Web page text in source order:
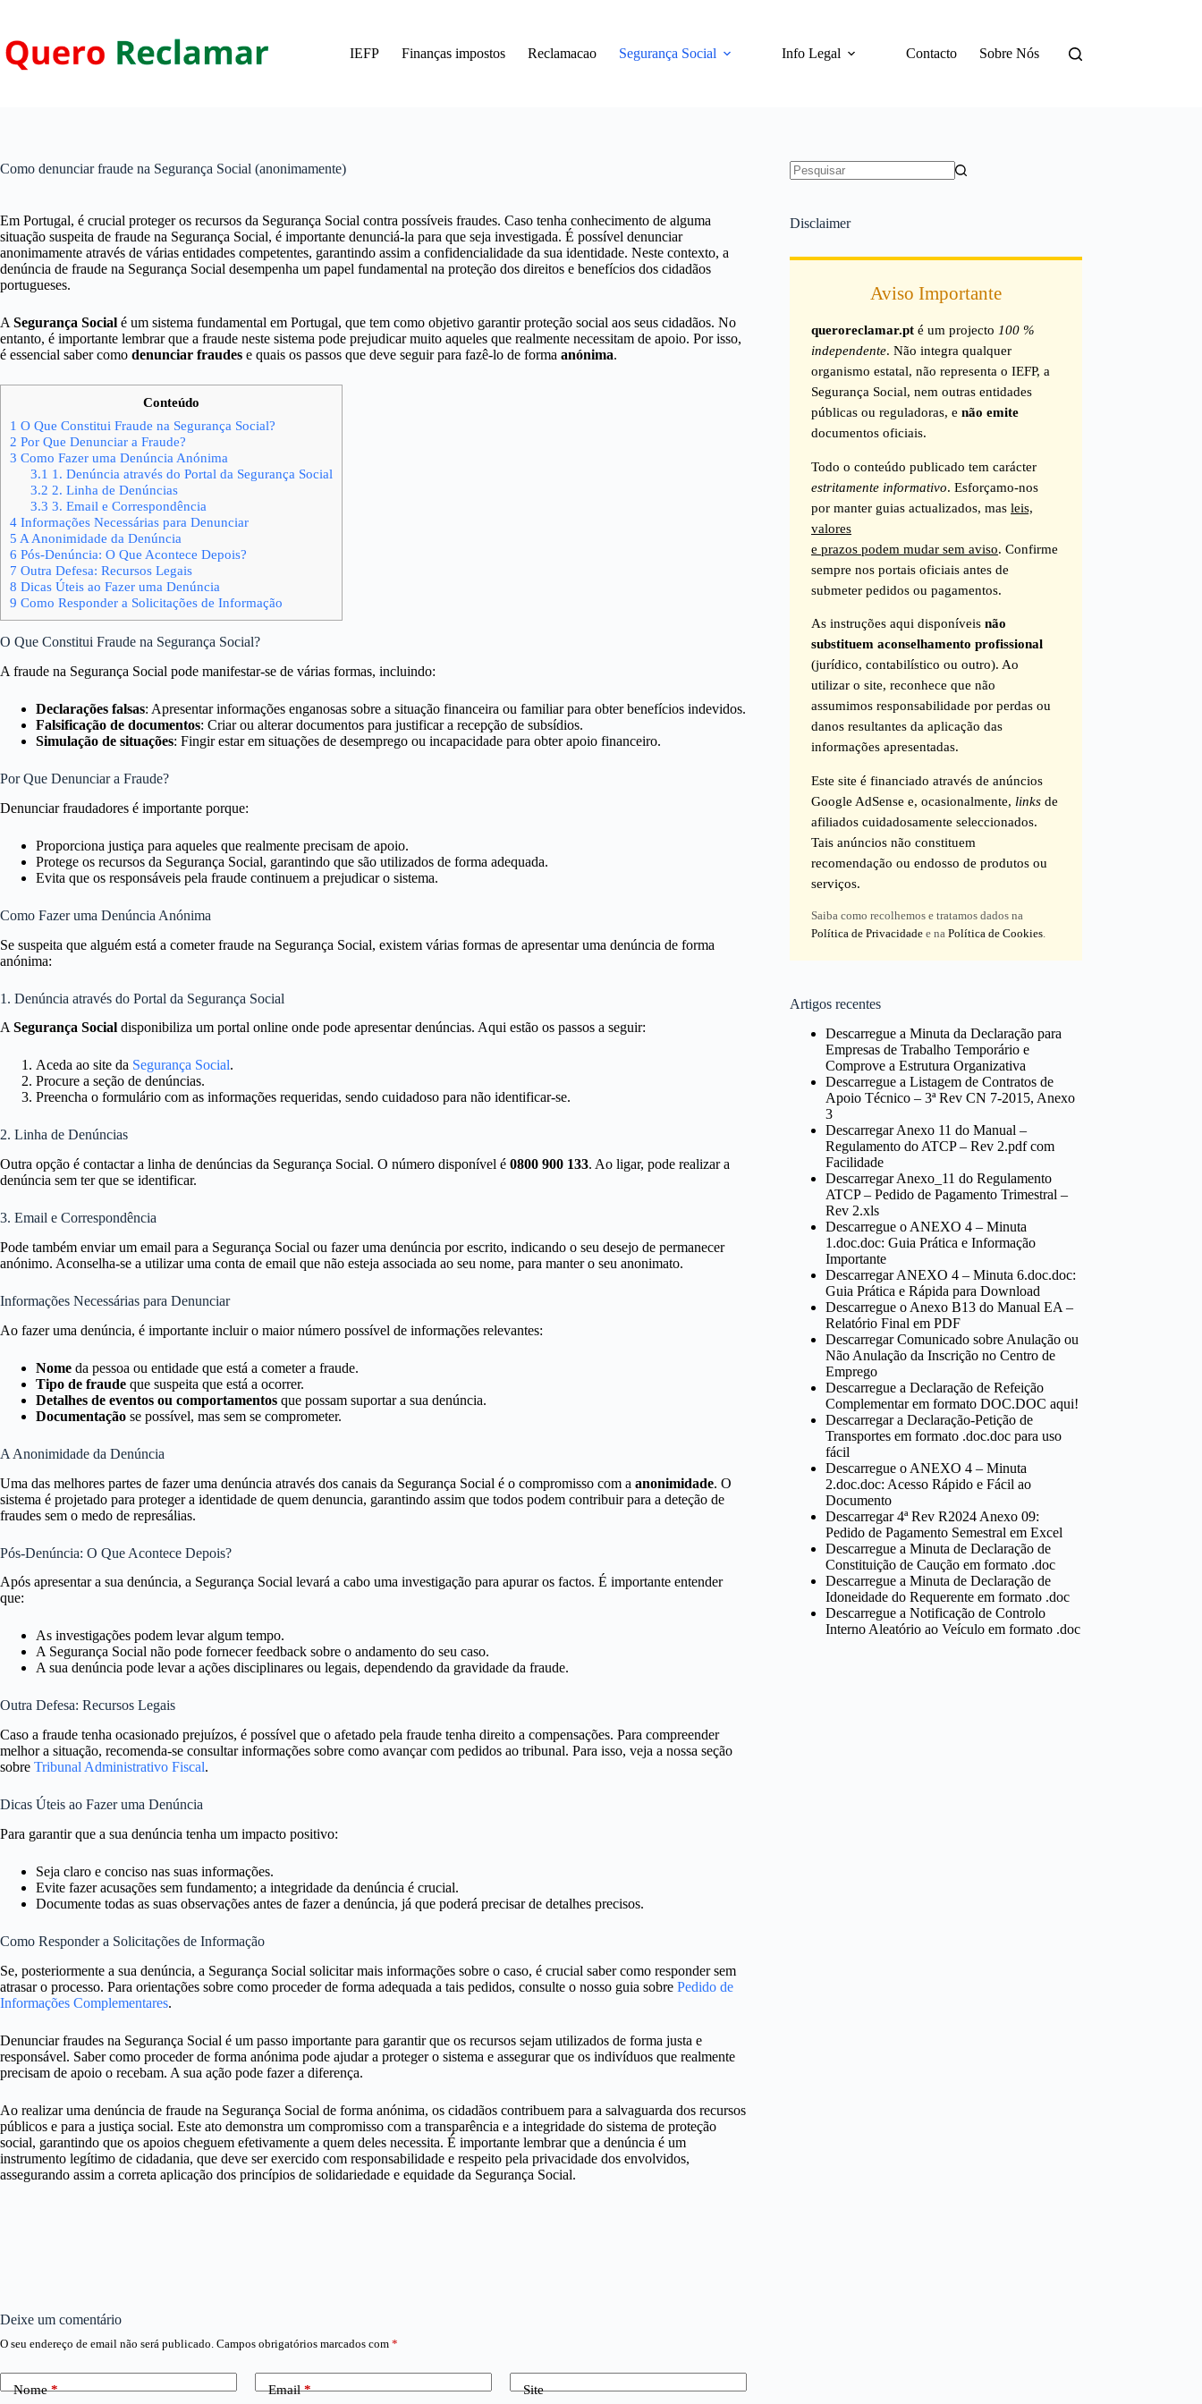
conteúdo
IEFP Finanças impostos Reclamacao Segurança Social Info Legal Contacto Sobre Nós
Como denunciar fraude na Segurança Social (anonimamente)
Em Portugal, é crucial proteger os recursos da Segurança Social contra possíveis fraudes. Caso tenha conhecimento de alguma
situação suspeita de fraude na Segurança Social, é importante denunciá-la para que seja investigada. É possível denunciar
anonimamente através de várias entidades competentes, garantindo assim a confidencialidade da sua identidade. Neste contexto, a
denúncia de fraude na Segurança Social desempenha um papel fundamental na proteção dos direitos e benefícios dos cidadãos
portugueses.
A Segurança Social é um sistema fundamental em Portugal, que tem como objetivo garantir proteção social aos seus cidadãos. No
entanto, é importante lembrar que a fraude neste sistema pode prejudicar muito aqueles que realmente necessitam de apoio. Por isso,
é essencial saber como denunciar fraudes e quais os passos que deve seguir para fazê-lo de forma anónima.
Conteúdo
1 O Que Constitui Fraude na Segurança Social?
2 Por Que Denunciar a Fraude?
3 Como Fazer uma Denúncia Anónima
3.1 1. Denúncia através do Portal da Segurança Social
3.2 2. Linha de Denúncias
3.3 3. Email e Correspondência
4 Informações Necessárias para Denunciar
5 A Anonimidade da Denúncia
6 Pós-Denúncia: O Que Acontece Depois?
7 Outra Defesa: Recursos Legais
8 Dicas Úteis ao Fazer uma Denúncia
9 Como Responder a Solicitações de Informação
O Que Constitui Fraude na Segurança Social?
A fraude na Segurança Social pode manifestar-se de várias formas, incluindo:
Declarações falsas: Apresentar informações enganosas sobre a situação financeira ou familiar para obter benefícios indevidos.
Falsificação de documentos: Criar ou alterar documentos para justificar a recepção de subsídios.
Simulação de situações: Fingir estar em situações de desemprego ou incapacidade para obter apoio financeiro.
Por Que Denunciar a Fraude?
Denunciar fraudadores é importante porque:
Proporciona justiça para aqueles que realmente precisam de apoio.
Protege os recursos da Segurança Social, garantindo que são utilizados de forma adequada.
Evita que os responsáveis pela fraude continuem a prejudicar o sistema.
Como Fazer uma Denúncia Anónima
Se suspeita que alguém está a cometer fraude na Segurança Social, existem várias formas de apresentar uma denúncia de forma
anónima:
1. Denúncia através do Portal da Segurança Social
A Segurança Social disponibiliza um portal online onde pode apresentar denúncias. Aqui estão os passos a seguir:
Aceda ao site da Segurança Social.
Procure a seção de denúncias.
Preencha o formulário com as informações requeridas, sendo cuidadoso para não identificar-se.
2. Linha de Denúncias
Outra opção é contactar a linha de denúncias da Segurança Social. O número disponível é 0800 900 133. Ao ligar, pode realizar a
denúncia sem ter que se identificar.
3. Email e Correspondência
Pode também enviar um email para a Segurança Social ou fazer uma denúncia por escrito, indicando o seu desejo de permanecer
anónimo. Aconselha-se a utilizar uma conta de email que não esteja associada ao seu nome, para manter o seu anonimato.
Informações Necessárias para Denunciar
Ao fazer uma denúncia, é importante incluir o maior número possível de informações relevantes:
Nome da pessoa ou entidade que está a cometer a fraude.
Tipo de fraude que suspeita que está a ocorrer.
Detalhes de eventos ou comportamentos que possam suportar a sua denúncia.
Documentação se possível, mas sem se comprometer.
A Anonimidade da Denúncia
Uma das melhores partes de fazer uma denúncia através dos canais da Segurança Social é o compromisso com a anonimidade. O
sistema é projetado para proteger a identidade de quem denuncia, garantindo assim que todos podem contribuir para a deteção de
fraudes sem o medo de represálias.
Pós-Denúncia: O Que Acontece Depois?
Após apresentar a sua denúncia, a Segurança Social levará a cabo uma investigação para apurar os factos. É importante entender
que:
As investigações podem levar algum tempo.
A Segurança Social não pode fornecer feedback sobre o andamento do seu caso.
A sua denúncia pode levar a ações disciplinares ou legais, dependendo da gravidade da fraude.
Outra Defesa: Recursos Legais
Caso a fraude tenha ocasionado prejuízos, é possível que o afetado pela fraude tenha direito a compensações. Para compreender
melhor a situação, recomenda-se consultar informações sobre como avançar com pedidos ao tribunal. Para isso, veja a nossa seção
sobre Tribunal Administrativo Fiscal.
Dicas Úteis ao Fazer uma Denúncia
Para garantir que a sua denúncia tenha um impacto positivo:
Seja claro e conciso nas suas informações.
Evite fazer acusações sem fundamento; a integridade da denúncia é crucial.
Documente todas as suas observações antes de fazer a denúncia, já que poderá precisar de detalhes precisos.
Como Responder a Solicitações de Informação
Se, posteriormente a sua denúncia, a Segurança Social solicitar mais informações sobre o caso, é crucial saber como responder sem
atrasar o processo. Para orientações sobre como proceder de forma adequada a tais pedidos, consulte o nosso guia sobre Pedido de
Informações Complementares.
Denunciar fraudes na Segurança Social é um passo importante para garantir que os recursos sejam utilizados de forma justa e
responsável. Saber como proceder de forma anónima pode ajudar a proteger o sistema e assegurar que os indivíduos que realmente
precisam de apoio o recebam. A sua ação pode fazer a diferença.
Ao realizar uma denúncia de fraude na Segurança Social de forma anónima, os cidadãos contribuem para a salvaguarda dos recursos
públicos e para a justiça social. Este ato demonstra um compromisso com a transparência e a integridade do sistema de proteção
social, garantindo que os apoios cheguem efetivamente a quem deles necessita. É importante lembrar que a denúncia é um
instrumento legítimo de cidadania, que deve ser exercido com responsabilidade e respeito pela privacidade dos envolvidos,
assegurando assim a correta aplicação dos princípios de solidariedade e equidade da Segurança Social.
Disclaimer
Aviso Importante
queroreclamar.pt é um projecto100 %
independente. Não integra qualquer
organismo estatal, não representa o IEFP, a
Segurança Social, nem outras entidades
públicas ou reguladoras, enão emite
documentos oficiais.
Todo o conteúdo publicado tem carácter
estritamente informativo. Esforçamo-nos
por manter guias actualizados, masleis,
valores
e prazos podem mudar sem aviso. Confirme
sempre nos portais oficiais antes de
submeter pedidos ou pagamentos.
As instruções aqui disponíveisnão
substituem aconselhamento profissional
(jurídico, contabilístico ou outro). Ao
utilizar o site, reconhece que não
assumimos responsabilidade por perdas ou
danos resultantes da aplicação das
informações apresentadas.
Este site é financiado através de anúncios
Google AdSense e, ocasionalmente, links de
afiliados cuidadosamente seleccionados.
Tais anúncios não constituem
recomendação ou endosso de produtos ou
serviços.
Saiba como recolhemos e tratamos dados na
Política de Privacidade e naPolítica de Cookies.
Artigos recentes
Descarregue a Minuta da Declaração para
Empresas de Trabalho Temporário e
Comprove a Estrutura Organizativa
Descarregue a Listagem de Contratos de
Apoio Técnico – 3ª Rev CN 7-2015, Anexo
3
Descarregar Anexo 11 do Manual –
Regulamento do ATCP – Rev 2.pdf com
Facilidade
Descarregar Anexo_11 do Regulamento
ATCP – Pedido de Pagamento Trimestral –
Rev 2.xls
Descarregue o ANEXO 4 – Minuta
1.doc.doc: Guia Prática e Informação
Importante
Descarregar ANEXO 4 – Minuta 6.doc.doc:
Guia Prática e Rápida para Download
Descarregue o Anexo B13 do Manual EA –
Relatório Final em PDF
Descarregar Comunicado sobre Anulação ou
Não Anulação da Inscrição no Centro de
Emprego
Descarregue a Declaração de Refeição
Complementar em formato DOC.DOC aqui!
Descarregar a Declaração-Petição de
Transportes em formato .doc.doc para uso
fácil
Descarregue o ANEXO 4 – Minuta
2.doc.doc: Acesso Rápido e Fácil ao
Documento
Descarregar 4ª Rev R2024 Anexo 09:
Pedido de Pagamento Semestral em Excel
Descarregue a Minuta de Declaração de
Constituição de Caução em formato .doc
Descarregue a Minuta de Declaração de
Idoneidade do Requerente em formato .doc
Descarregue a Notificação de Controlo
Interno Aleatório ao Veículo em formato .doc
Deixe um comentário
O seu endereço de email não será publicado. Campos obrigatórios marcados com *
Nome* Email* Site